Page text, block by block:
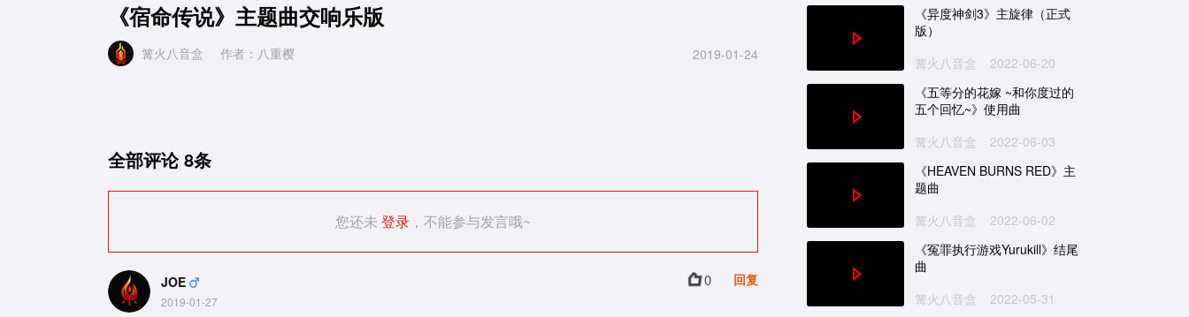
《宿命传说》主题曲交响乐版
篝火八音盒 作者：八重樱 2019-01-24
全部评论 8条
您还未 登录 ，不能参与发言哦~
JOE
2019-01-27
0 回复
《异度神剑3》主旋律（正式
版）
篝火八音盒
2022-06-20
《五等分的花嫁 ~和你度过的
五个回忆~》使用曲
篝火八音盒
2022-06-03
《HEAVEN BURNS RED》主
题曲
篝火八音盒
2022-06-02
《冤罪执行游戏Yurukill》结尾
曲
篝火八音盒
2022-05-31